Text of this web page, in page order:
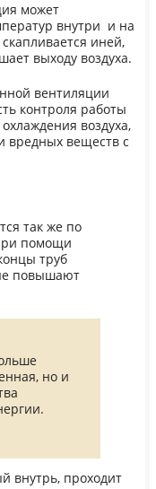
может
внутри и на
иней,
выходу воздуха.
вентиляции
контроля работы
воздуха,
вредных веществ с
так же по
помощи
труб
повышают
но и
внутрь, проходит